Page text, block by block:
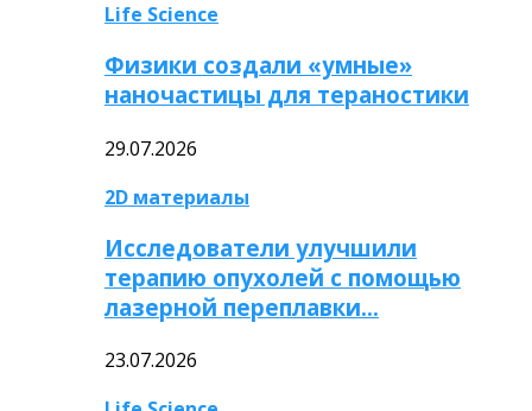
Life Science
Физики создали «умные»
наночастицы для тераностики
29.07.2026
2D материалы
Исследователи улучшили
терапию опухолей с помощью
лазерной переплавки…
23.07.2026